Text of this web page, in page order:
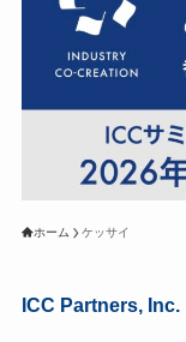
ホーム ケッサイ
ICC Partners, Inc.